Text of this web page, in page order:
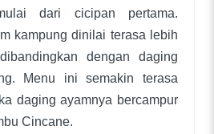
dari cicipan pertama.
kampung dinilai terasa lebih
dengan daging
Menu ini semakin terasa
daging ayamnya bercampur
Cincane.